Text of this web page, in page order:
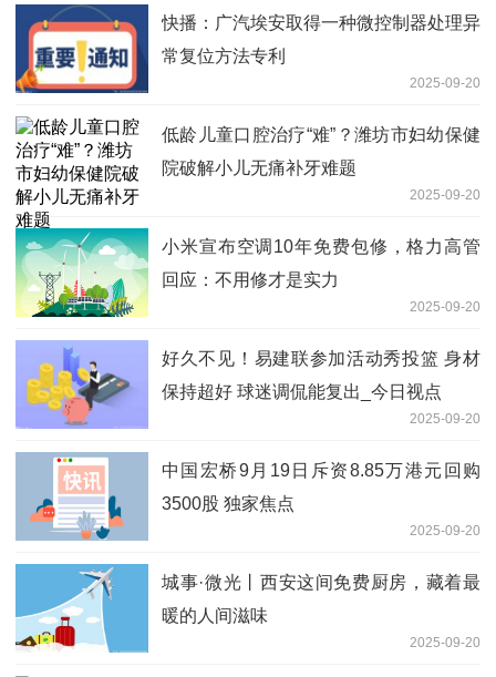
快播：广汽埃安取得一种微控制器处理异
常复位方法专利
2025-09-20
低龄儿童口腔治疗“难”？潍坊市妇幼保健
院破解小儿无痛补牙难题
2025-09-20
小米宣布空调10年免费包修，格力高管
回应：不用修才是实力
2025-09-20
好久不见！易建联参加活动秀投篮 身材
保持超好 球迷调侃能复出_今日视点
2025-09-20
中国宏桥9月19日斥资8.85万港元回购
3500股 独家焦点
2025-09-20
城事·微光丨西安这间免费厨房，藏着最
暖的人间滋味
2025-09-20